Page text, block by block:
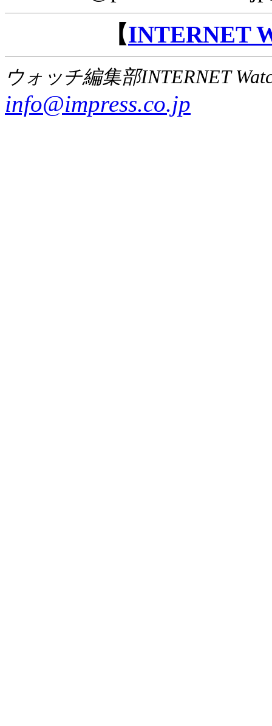
【INTERNET
ウォッチ編集部INTERNET
info@impress.co.jp